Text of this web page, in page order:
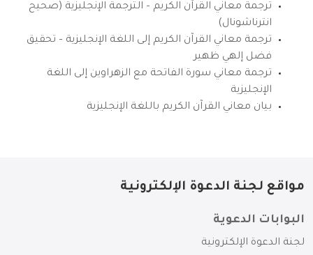
ترجمة معاني القرآن الكريم – الترجمة الإنجليزية (صحيح
انترناشونال)
ترجمة معاني القرآن الكريم إلى اللغة الإنجليزية – تحقيق
فضل إلهي ظهير
ترجمة معاني سورة الفاتحة مع الزهراوين إلى اللغة
الإنجليزية
بيان معاني القرآن الكريم باللغة الإنجليزية
مواقع لجنة الدعوة الإلكترونية
البوابات الدعوية
لجنة الدعوة الإلكترونية